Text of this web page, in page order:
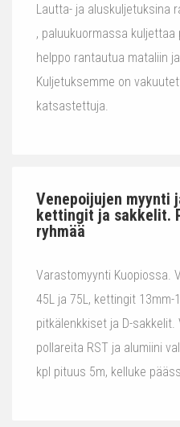
Lautta- ja aluskuljetuksina
, paluukuormassa
helppo rantautua mataliin
Kuljetuksemme on
katsastettuja.
Venepoijujen myynti
kettingit ja sakkelit.
ryhmää
Varastomyynti Kuopiossa.
45L ja 75L, kettingit
pitkälenkkiset ja D-
pollareita RST ja alumiini
kpl pituus 5m, kelluke